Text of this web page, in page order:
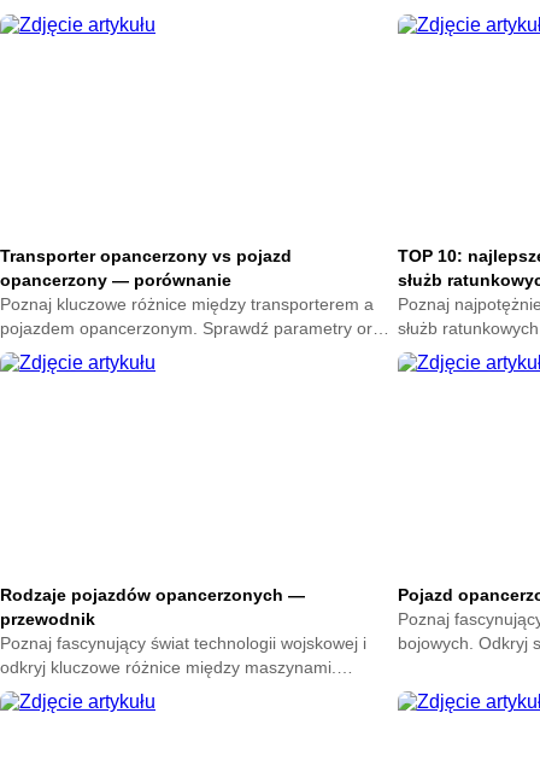
Transporter opancerzony vs pojazd
opancerzony — porównanie
Poznaj kluczowe różnice między transporterem a
pojazdem opancerzonym. Sprawdź parametry oraz
przeznaczenie obu maszyn. Wybierz najlepsze
rozwiązanie.
TOP 10:
służb
Poznaj
służb
zadań
bezpieczeństwa i
Rodzaje pojazdów opancerzonych —
przewodnik
Poznaj fascynujący świat technologii wojskowej i
odkryj kluczowe różnice między maszynami.
Sprawdź jakie funkcje pełnią nowoczesne pojazdy
opancerzone.
Pojazd
Poznaj
bojowych. Odkryj
Twoją wiedzę.